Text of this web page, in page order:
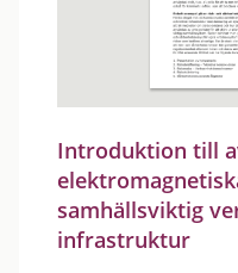
Introduktion till
samhällsviktig
infrastruktur